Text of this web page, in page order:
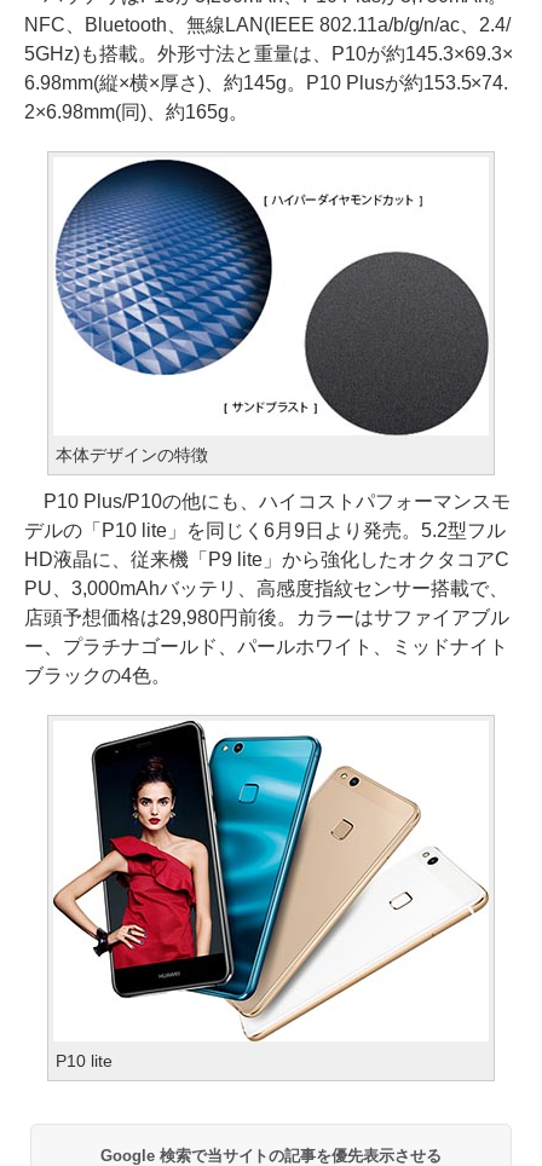
NFC、Bluetooth、無線LAN(IEEE 802.11a/b/g/n/ac、2.4/
5GHz)も搭載。外形寸法と重量は、P10が約145.3×69.3×
6.98mm(縦×横×厚さ)、約145g。P10 Plusが約153.5×74.
2×6.98mm(同)、約165g。
本体デザインの特徴
P10 Plus/P10の他にも、ハイコストパフォーマンスモ
デルの「P10 lite」を同じく6月9日より発売。5.2型フル
HD液晶に、従来機「P9 lite」から強化したオクタコアC
PU、3,000mAhバッテリ、高感度指紋センサー搭載で、
店頭予想価格は29,980円前後。カラーはサファイアブル
ー、プラチナゴールド、パールホワイト、ミッドナイト
ブラックの4色。
P10 lite
Google 検索で当サイトの記事を優先表示させる